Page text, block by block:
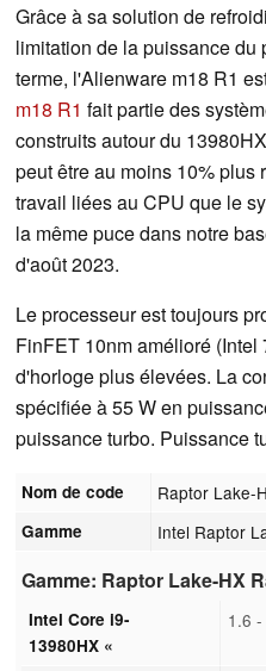
Grâce à sa solution de
limitation de la puissance du
terme, l'Alienware m18 R1
m18 R1 fait partie des
construits autour du
peut être au moins 10%
travail liées au CPU que le
la même puce dans notre
d'août 2023.
Le processeur est toujours
FinFET 10nm amélioré
d'horloge plus élevées. La
spécifiée à 55 W en
puissance turbo. Puissance
Nom de code Raptor Lake-
Gamme Intel Raptor
Gamme: Raptor Lake-HX
Intel Core i9-
13980HX «
1.6